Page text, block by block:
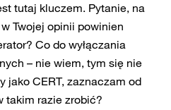
tutaj kluczem. Pytanie, na
Twojej opinii powinien
Co do wyłączania
– nie wiem, tym się nie
jako CERT, zaznaczam od
takim razie zrobić?